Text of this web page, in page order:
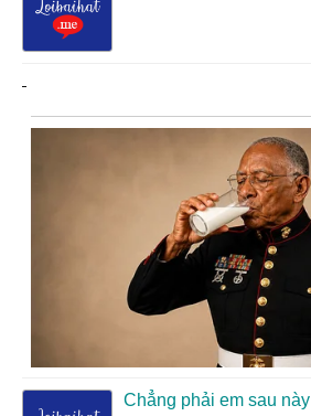
Chẳng phải em sau này